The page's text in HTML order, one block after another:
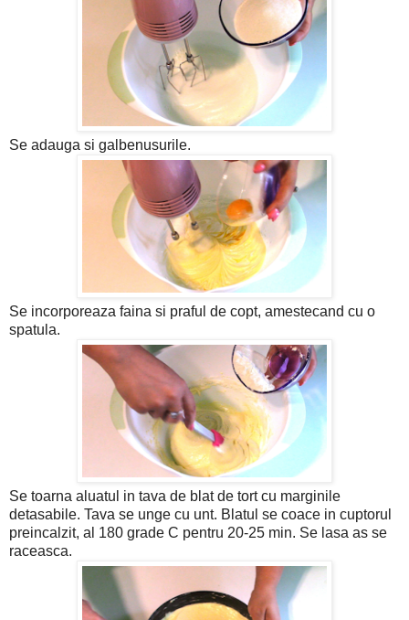
Se adauga si galbenusurile.
Se incorporeaza faina si praful de copt, amestecand cu o
spatula.
Se toarna aluatul in tava de blat de tort cu marginile
detasabile. Tava se unge cu unt. Blatul se coace in cuptorul
preincalzit, al 180 grade C pentru 20-25 min. Se lasa as se
raceasca.